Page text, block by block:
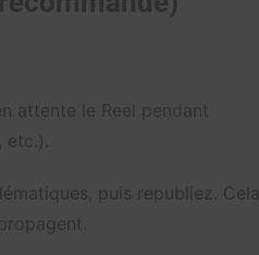
attente le Reel pendant
puis republiez. Cela